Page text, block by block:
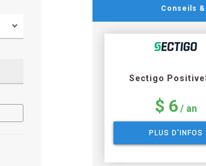
Conseils
Sectigo
$ 6 / an
PLUS D'INFOS